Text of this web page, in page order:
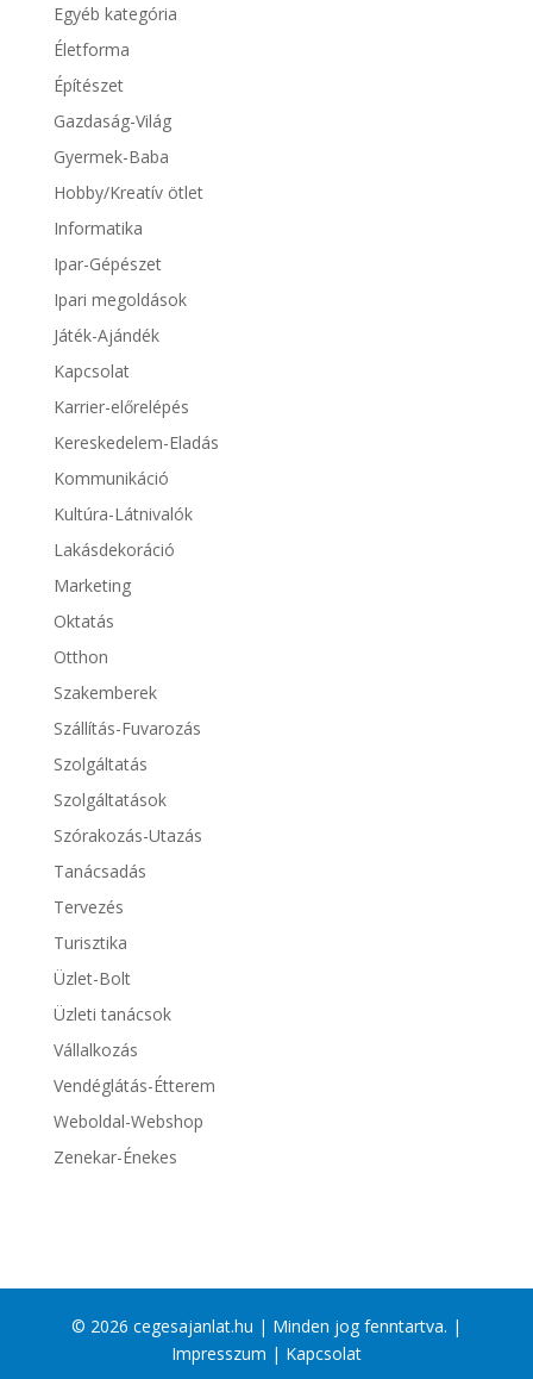
Egyéb kategória
Életforma
Építészet
Gazdaság-Világ
Gyermek-Baba
Hobby/Kreatív ötlet
Informatika
Ipar-Gépészet
Ipari megoldások
Játék-Ajándék
Kapcsolat
Karrier-előrelépés
Kereskedelem-Eladás
Kommunikáció
Kultúra-Látnivalók
Lakásdekoráció
Marketing
Oktatás
Otthon
Szakemberek
Szállítás-Fuvarozás
Szolgáltatás
Szolgáltatások
Szórakozás-Utazás
Tanácsadás
Tervezés
Turisztika
Üzlet-Bolt
Üzleti tanácsok
Vállalkozás
Vendéglátás-Étterem
Weboldal-Webshop
Zenekar-Énekes
© 2026 cegesajanlat.hu | Minden jog fenntartva. |
Impresszum | Kapcsolat